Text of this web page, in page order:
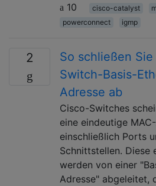
10
cisco-catalyst
powerconnect
igmp
2
So schließen
Switch-Basis-
Adresse ab
Cisco-Switches
eine eindeutige
einschließlich Ports
Schnittstellen. Diese
werden von einer
Adresse" abgeleitet,